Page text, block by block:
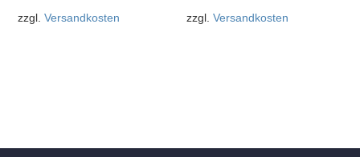
zzgl.Versandkosten zzgl.Versandkosten